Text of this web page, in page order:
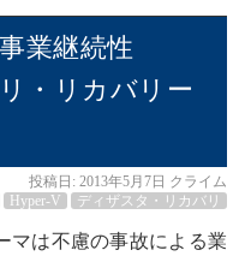
業継続性
・リカバリー
投稿日: 2013年5月7日 クライム
Hyper-V ディザスタ・リカバリ
マは不慮の事故による業